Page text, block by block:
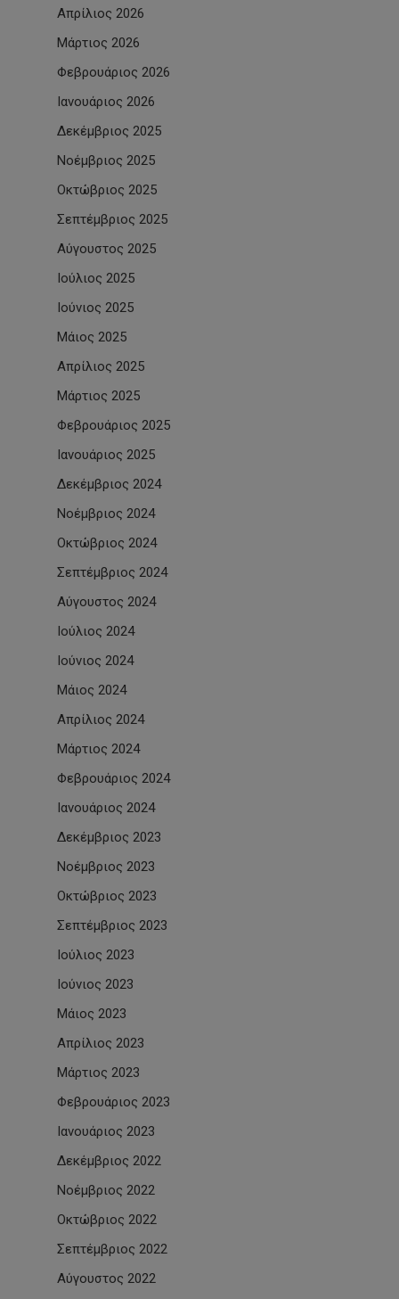
Απρίλιος 2026
Μάρτιος 2026
Φεβρουάριος 2026
Ιανουάριος 2026
Δεκέμβριος 2025
Νοέμβριος 2025
Οκτώβριος 2025
Σεπτέμβριος 2025
Αύγουστος 2025
Ιούλιος 2025
Ιούνιος 2025
Μάιος 2025
Απρίλιος 2025
Μάρτιος 2025
Φεβρουάριος 2025
Ιανουάριος 2025
Δεκέμβριος 2024
Νοέμβριος 2024
Οκτώβριος 2024
Σεπτέμβριος 2024
Αύγουστος 2024
Ιούλιος 2024
Ιούνιος 2024
Μάιος 2024
Απρίλιος 2024
Μάρτιος 2024
Φεβρουάριος 2024
Ιανουάριος 2024
Δεκέμβριος 2023
Νοέμβριος 2023
Οκτώβριος 2023
Σεπτέμβριος 2023
Ιούλιος 2023
Ιούνιος 2023
Μάιος 2023
Απρίλιος 2023
Μάρτιος 2023
Φεβρουάριος 2023
Ιανουάριος 2023
Δεκέμβριος 2022
Νοέμβριος 2022
Οκτώβριος 2022
Σεπτέμβριος 2022
Αύγουστος 2022